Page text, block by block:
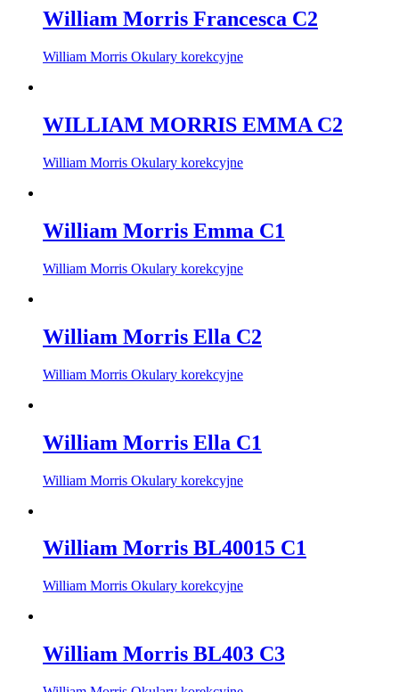
William Morris Francesca C2
William Morris Okulary korekcyjne
WILLIAM MORRIS EMMA C2
William Morris Okulary korekcyjne
William Morris Emma C1
William Morris Okulary korekcyjne
William Morris Ella C2
William Morris Okulary korekcyjne
William Morris Ella C1
William Morris Okulary korekcyjne
William Morris BL40015 C1
William Morris Okulary korekcyjne
William Morris BL403 C3